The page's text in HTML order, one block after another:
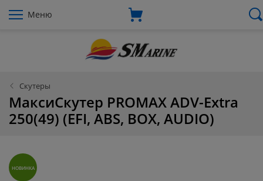
Меню
Скутеры
МаксиСкутер PROMAX ADV-Extra
250(49) (EFI, ABS, BOX, AUDIO)
НОВИНКА